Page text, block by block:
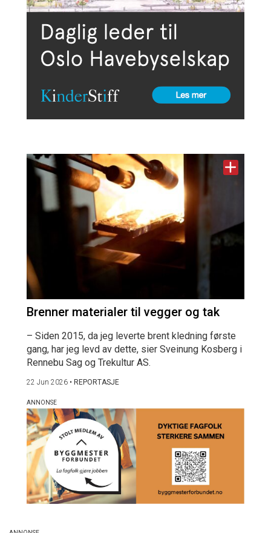
Brenner materialer til vegger og tak
– Siden 2015, da jeg leverte brent kledning første
gang, har jeg levd av dette, sier Sveinung Kosberg i
Rennebu Sag og Trekultur AS.
22 Jun 2026 • REPORTASJE